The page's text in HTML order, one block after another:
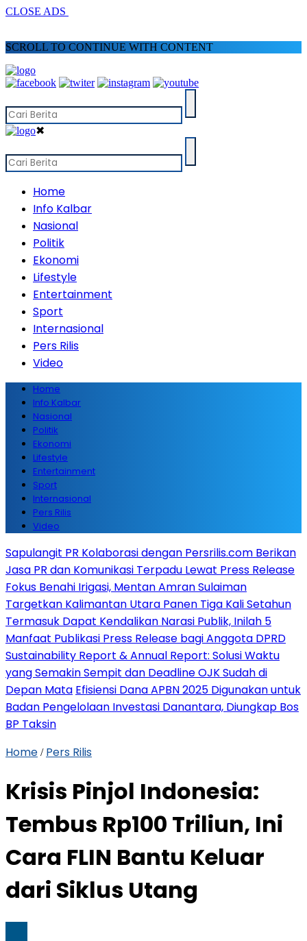
CLOSE ADS
SCROLL TO CONTINUE WITH CONTENT
✖
Home
Info Kalbar
Nasional
Politik
Ekonomi
Lifestyle
Entertainment
Sport
Internasional
Pers Rilis
Video
Home
Info Kalbar
Nasional
Politik
Ekonomi
Lifestyle
Entertainment
Sport
Internasional
Pers Rilis
Video
Sapulangit PR Kolaborasi dengan Persrilis.com Berikan
Jasa PR dan Komunikasi Terpadu Lewat Press Release
Fokus Benahi Irigasi, Mentan Amran Sulaiman
Targetkan Kalimantan Utara Panen Tiga Kali Setahun
Termasuk Dapat Kendalikan Narasi Publik, Inilah 5
Manfaat Publikasi Press Release bagi Anggota DPRD
Sustainability Report & Annual Report: Solusi Waktu
yang Semakin Sempit dan Deadline OJK Sudah di
Depan Mata Efisiensi Dana APBN 2025 Digunakan untuk
Badan Pengelolaan Investasi Danantara, Diungkap Bos
BP Taksin
Home / Pers Rilis
Krisis Pinjol Indonesia:
Tembus Rp100 Triliun, Ini
Cara FLIN Bantu Keluar
dari Siklus Utang